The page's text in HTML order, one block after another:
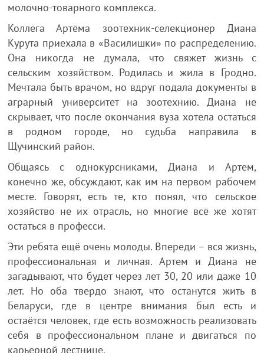
молочно-товарного комплекса.
Коллега Артёма зоотехник-селекционер Диана
Курута приехала в «Василишки» по распределению.
Она никогда не думала, что свяжет жизнь с
сельским хозяйством. Родилась и жила в Гродно.
Мечтала быть врачом, но вдруг подала документы в
аграрный университет на зоотехнию. Диана не
скрывает, что после окончания вуза хотела остаться
в родном городе, но судьба направила в
Щучинский район.
Общаясь с однокурсниками, Диана и Артем,
конечно же, обсуждают, как им на первом рабочем
месте. Говорят, есть те, кто понял, что сельское
хозяйство не их отрасль, но многие всё же хотят
остаться в професси.
Эти ребята ещё очень молоды. Впереди – вся жизнь,
профессиональная и личная. Артем и Диана не
загадывают, что будет через лет 30, 20 или даже 10
лет. Но оба твердо знают, что останутся жить в
Беларуси, где в центре внимания был есть и
остаётся человек, где есть возможность реализовать
себя в профессиональном плане и двигаться по
карьерной лестнице.